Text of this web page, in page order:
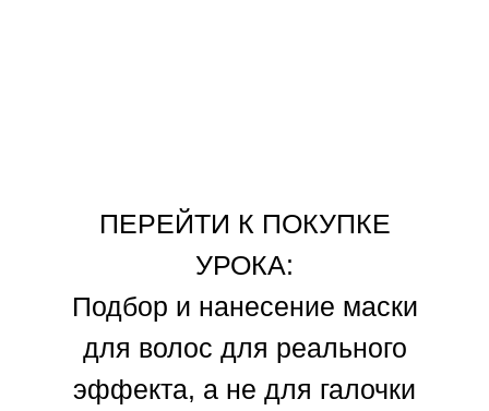
ПЕРЕЙТИ К ПОКУПКЕ
УРОКА:
Подбор и нанесение маски
для волос для реального
эффекта, а не для галочки